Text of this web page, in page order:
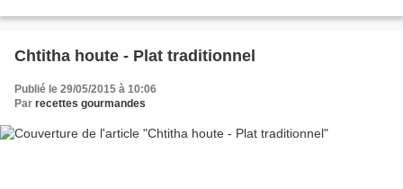
Chtitha houte - Plat traditionnel
Publié le 29/05/2015 à 10:06
Par recettes gourmandes